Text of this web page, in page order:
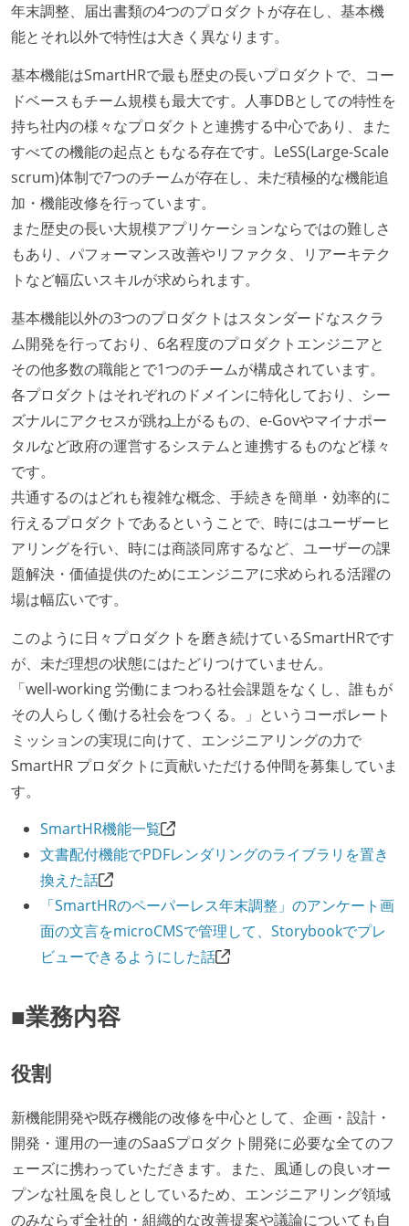
年末調整、届出書類の4つのプロダクトが存在し、基本機
能とそれ以外で特性は大きく異なります。
基本機能はSmartHRで最も歴史の長いプロダクトで、コー
ドベースもチーム規模も最大です。人事DBとしての特性を
持ち社内の様々なプロダクトと連携する中心であり、また
すべての機能の起点ともなる存在です。LeSS(Large-Scale
scrum)体制で7つのチームが存在し、未だ積極的な機能追
加・機能改修を行っています。
また歴史の長い大規模アプリケーションならではの難しさ
もあり、パフォーマンス改善やリファクタ、リアーキテク
トなど幅広いスキルが求められます。
基本機能以外の3つのプロダクトはスタンダードなスクラ
ム開発を行っており、6名程度のプロダクトエンジニアと
その他多数の職能とで1つのチームが構成されています。
各プロダクトはそれぞれのドメインに特化しており、シー
ズナルにアクセスが跳ね上がるもの、e-Govやマイナポー
タルなど政府の運営するシステムと連携するものなど様々
です。
共通するのはどれも複雑な概念、手続きを簡単・効率的に
行えるプロダクトであるということで、時にはユーザーヒ
アリングを行い、時には商談同席するなど、ユーザーの課
題解決・価値提供のためにエンジニアに求められる活躍の
場は幅広いです。
このように日々プロダクトを磨き続けているSmartHRです
が、未だ理想の状態にはたどりつけていません。
「well-working 労働にまつわる社会課題をなくし、誰もが
その人らしく働ける社会をつくる。」というコーポレート
ミッションの実現に向けて、エンジニアリングの力で
SmartHR プロダクトに貢献いただける仲間を募集していま
す。
SmartHR機能一覧
文書配付機能でPDFレンダリングのライブラリを置き
換えた話
「SmartHRのペーパーレス年末調整」のアンケート画
面の文言をmicroCMSで管理して、Storybookでプレ
ビューできるようにした話
■業務内容
役割
新機能開発や既存機能の改修を中心として、企画・設計・
開発・運用の一連のSaaSプロダクト開発に必要な全てのフ
ェーズに携わっていただきます。また、風通しの良いオー
プンな社風を良しとしているため、エンジニアリング領域
のみならず全社的・組織的な改善提案や議論についても自